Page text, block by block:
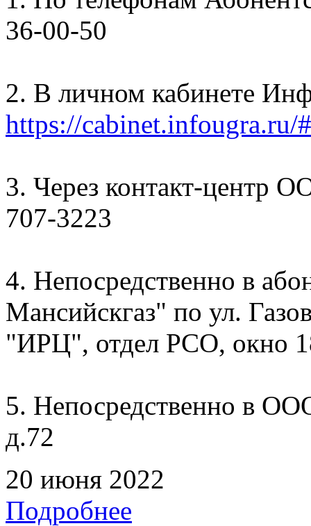
36-00-50
2. В личном кабинете
https://cabinet.infougra.ru/
3. Через контакт-центр
707-3223
4. Непосредственно в
Мансийскгаз" по ул.
"ИРЦ", отдел РСО, окно
5. Непосредственно в
д.72
20 июня 2022
Подробнее